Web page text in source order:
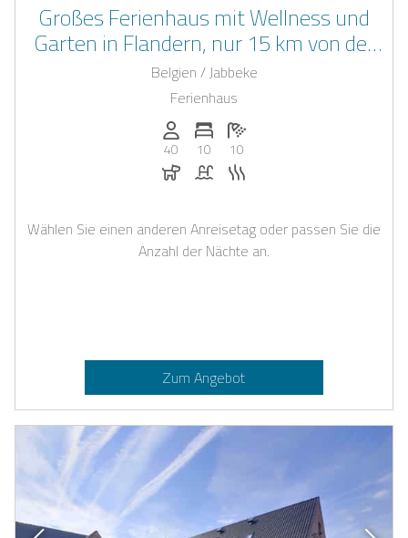
Großes Ferienhaus mit Wellness und
Garten in Flandern, nur 15 km von der
belgischen Küste entfernt
Belgien / Jabbeke
Ferienhaus
Anzahl der Personen: 40
40
Anzahl der Schlafzimmer: 10
10
Anzahl der Badezimmer: 10
10
Hunde erlaubt
Pool
Wählen Sie einen anderen Anreisetag oder passen Sie die
Anzahl der Nächte an.
Zum Angebot